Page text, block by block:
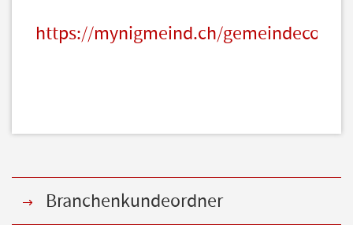
https://mynigmeind.ch/
Branchenkundeordner